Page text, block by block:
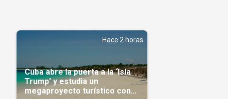
Hace 2 horas
Cuba abre la puerta a la ‘Isla
Trump’ y estudia un
megaproyecto turístico con